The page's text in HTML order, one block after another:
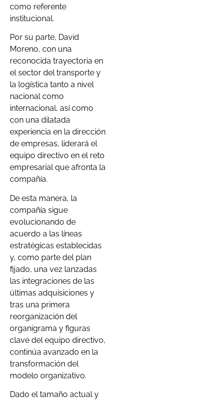
como referente
institucional.
Por su parte, David
Moreno, con una
reconocida trayectoria en
el sector del transporte y
la logística tanto a nivel
nacional como
internacional, así como
con una dilatada
experiencia en la dirección
de empresas, liderará el
equipo directivo en el reto
empresarial que afronta la
compañía.
De esta manera, la
compañía sigue
evolucionando de
acuerdo a las líneas
estratégicas establecidas
y, como parte del plan
fijado, una vez lanzadas
las integraciones de las
últimas adquisiciones y
tras una primera
reorganización del
organigrama y figuras
clave del equipo directivo,
continúa avanzado en la
transformación del
modelo organizativo.
Dado el tamaño actual y